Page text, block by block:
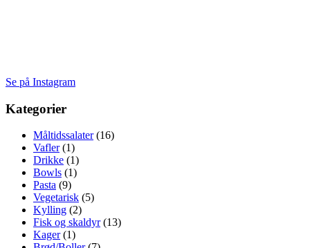
Se på Instagram
Kategorier
Måltidssalater(16)
Vafler(1)
Drikke (1)
Bowls (1)
Pasta (9)
Vegetarisk (5)
Kylling (2)
Fisk og skaldyr(13)
Kager(1)